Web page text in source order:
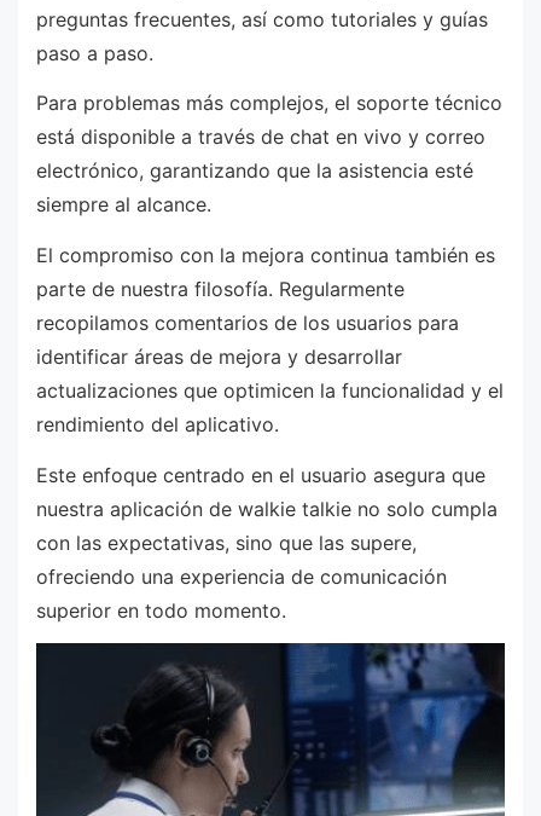
preguntas frecuentes, así como tutoriales y guías
paso a paso.
Para problemas más complejos, el soporte técnico
está disponible a través de chat en vivo y correo
electrónico, garantizando que la asistencia esté
siempre al alcance.
El compromiso con la mejora continua también es
parte de nuestra filosofía. Regularmente
recopilamos comentarios de los usuarios para
identificar áreas de mejora y desarrollar
actualizaciones que optimicen la funcionalidad y el
rendimiento del aplicativo.
Este enfoque centrado en el usuario asegura que
nuestra aplicación de walkie talkie no solo cumpla
con las expectativas, sino que las supere,
ofreciendo una experiencia de comunicación
superior en todo momento.